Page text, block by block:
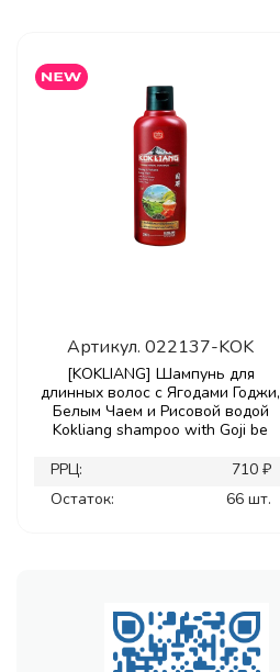
Артикул.022137-KOK
[KOKLIANG] Шампунь для
длинных волос с Ягодами Годжи,
Белым Чаем и Рисовой водой
Kokliang shampoo with Goji be
РРЦ:
710 ₽
Остаток:
66 шт.